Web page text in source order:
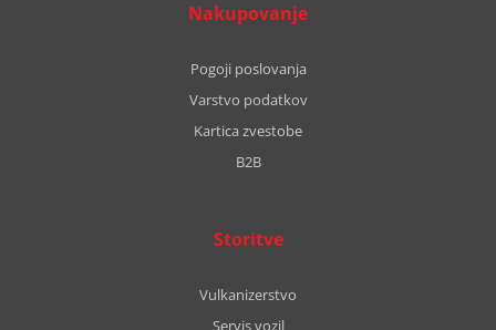
Nakupovanje
Pogoji poslovanja
Varstvo podatkov
Kartica zvestobe
B2B
Storitve
Vulkanizerstvo
Servis vozil